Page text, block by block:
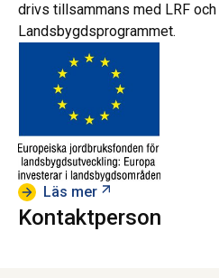
drivs tillsammans med LRF
Landsbygdsprogrammet.
Läs mer
Kontaktperson